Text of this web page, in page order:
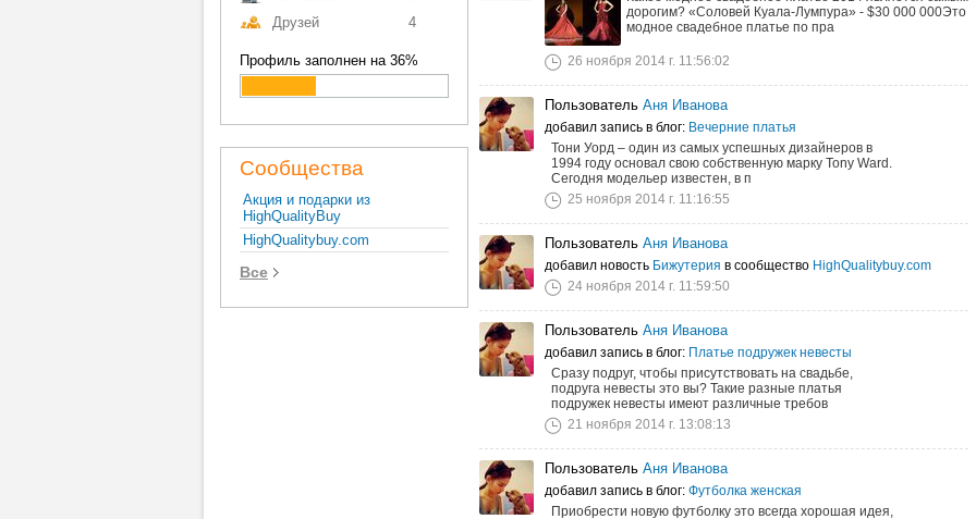
Друзей
4
Профиль заполнен на 36%
Сообщества
Акция и подарки из
HighQualityBuy
HighQualitybuy.com
Все
дорогим? «Соловей Куала-Лумпура» - $30 000 000Это
модное свадебное платье по пра
26 ноября 2014 г. 11:56:02
Пользователь Аня Иванова
добавил запись в блог: Вечерние платья
Тони Уорд – один из самых успешных дизайнеров в
1994 году основал свою собственную марку Tony Ward.
Сегодня модельер известен, в п
25 ноября 2014 г. 11:16:55
Пользователь Аня Иванова
добавил новость Бижутерия в сообщество HighQualitybuy.com
24 ноября 2014 г. 11:59:50
Пользователь Аня Иванова
добавил запись в блог: Платье подружек невесты
Сразу подруг, чтобы присутствовать на свадьбе,
подруга невесты это вы? Такие разные платья
подружек невесты имеют различные требов
21 ноября 2014 г. 13:08:13
Пользователь Аня Иванова
добавил запись в блог: Футболка женская
Приобрести новую футболку это всегда хорошая идея,